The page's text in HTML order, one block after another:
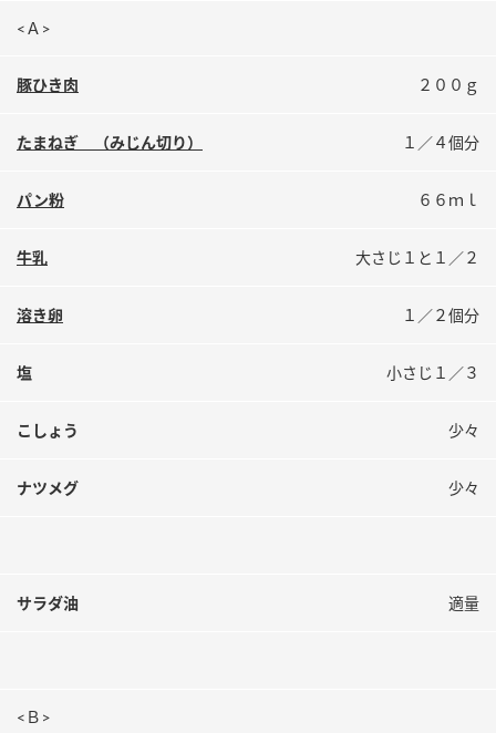
ミツカンのCM
検索
業務用サイト 製造所固有記号一覧
<Ａ>
豚ひき肉 ２００ｇ
たまねぎ （みじん切り） １／４個分
パン粉 ６６ｍｌ
牛乳 大さじ１と１／２
溶き卵 １／２個分
塩 小さじ１／３
こしょう 少々
ナツメグ 少々
サラダ油 適量
<Ｂ>